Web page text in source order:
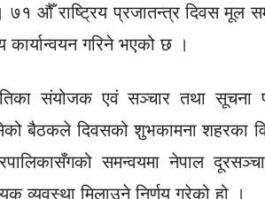
औँ राष्ट्रिय प्रजातन्त्र दिवस मूल
कार्यान्वयन गरिने भएको छ ।
संयोजक एवं सञ्चार तथा सूचना
बैठकले दिवसको शुभकामना शहरका
समन्वयमा नेपाल
व्यवस्था मिलाउने निर्णय गरेको हो ।